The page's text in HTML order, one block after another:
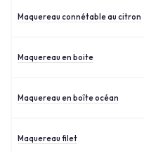
Maquereau connétable au citron
Maquereau en boite
Maquereau en boîte océan
Maquereau filet